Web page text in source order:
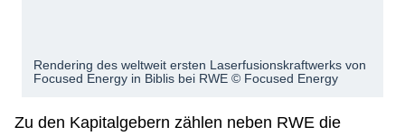
Rendering des weltweit ersten Laserfusionskraftwerks von
Focused Energy in Biblis bei RWE © Focused Energy
Zu den Kapitalgebern zählen neben RWE die